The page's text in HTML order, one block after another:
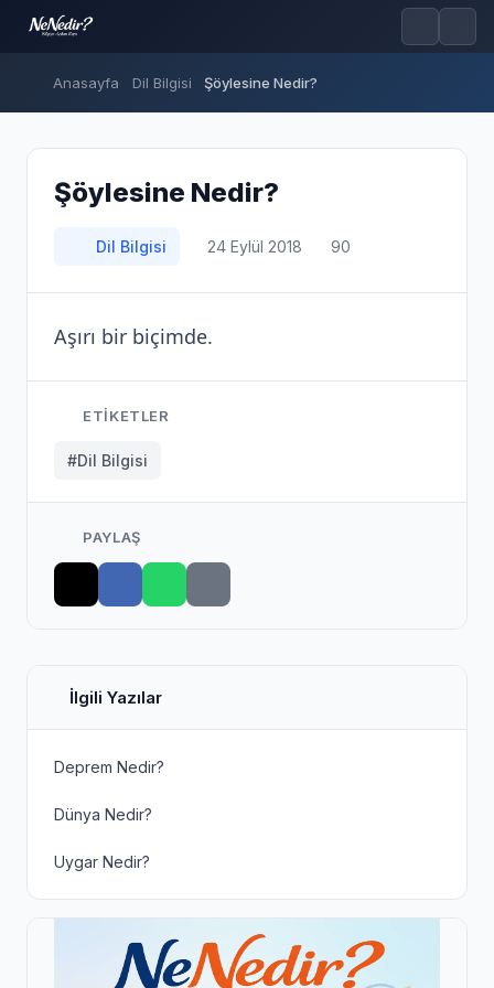
Anasayfa Dil Bilgisi Şöylesine Nedir?
Şöylesine Nedir?
Dil Bilgisi 24 Eylül 2018 90
Aşırı bir biçimde.
ETIKETLER
#Dil Bilgisi
PAYLAŞ
İlgili Yazılar
Deprem Nedir?
Dünya Nedir?
Uygar Nedir?